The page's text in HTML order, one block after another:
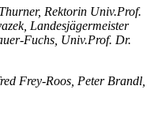
Rektorin Univ.Prof.
Landesjägermeister
Fuchs, Univ.Prof. Dr.
Frey-Roos, Peter Brandl,